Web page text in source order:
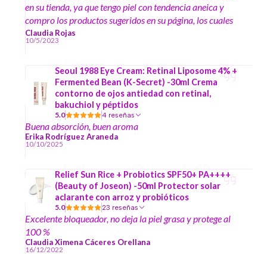
en su tienda, ya que tengo piel con tendencia aneica y
compro los productos sugeridos en su página, los cuales
me han ayudado mucho a disminuir los granitos en mi
piel y manchas :)
Claudia Rojas
10/5/2023
Seoul 1988 Eye Cream: Retinal Liposome 4% +
Fermented Bean (K-Secret) -30ml Crema
contorno de ojos antiedad con retinal,
bakuchiol y péptidos
5.0 4 reseñas
Buena absorción, buen aroma
Erika Rodríguez Araneda
10/10/2025
Relief Sun Rice + Probiotics SPF50+ PA++++
(Beauty of Joseon) -50ml Protector solar
aclarante con arroz y probióticos
5.0 23 reseñas
Excelente bloqueador, no deja la piel grasa y protege al
100 %
Claudia Ximena Cáceres Orellana
16/12/2022